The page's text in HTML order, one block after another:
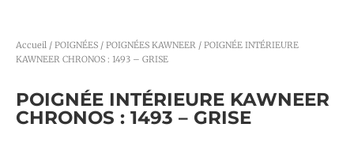
Accueil / POIGNÉES / POIGNÉES KAWNEER / POIGNÉE INTÉRIEURE
KAWNEER CHRONOS : 1493 – GRISE
POIGNÉE INTÉRIEURE KAWNEER
CHRONOS : 1493 – GRISE